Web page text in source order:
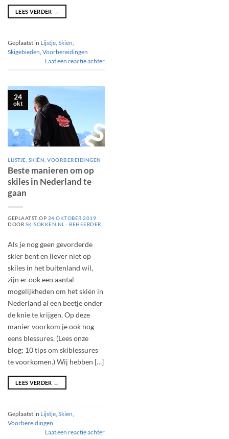
LEES VERDER →
Geplaatst in Lijstje Skiën
Skigebieden Voorbereidingen
Laat een reactie achter
24
okt
LIJSTJE SKIËN ,VOORBEREIDINGEN
Beste manieren om op
skiles in Nederland te
gaan
GEPLAATST OP 24 OKTOBER 2019
DOOR SKISOKKEN.NL - BEHEERDER
Als je nog geen gevorderde
skiër bent en liever niet op
skiles in het buitenland wil,
zijn er ook een aantal
mogelijkheden om het skiën in
Nederland al een beetje onder
de knie te krijgen. Op deze
manier voorkom je ook nog
eens blessures. (Lees onze
blog; 10 tips om skiblessures
te voorkomen.) Wij hebben […]
LEES VERDER →
Geplaatst in Lijstje Skiën
Voorbereidingen
Laat een reactie achter